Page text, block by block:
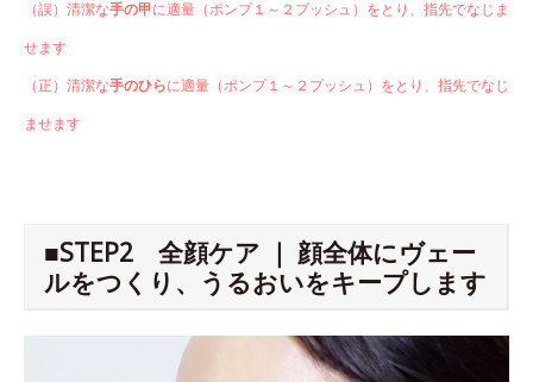
（誤）清潔な手の甲に適量（ポンプ１～２プッシュ）をとり、指先でなじま
せます
（正）清潔な手のひらに適量（ポンプ１～２プッシュ）をとり、指先でなじ
ませます
■STEP2 全顔ケア ｜ 顔全体にヴェー
ルをつくり、うるおいをキープします